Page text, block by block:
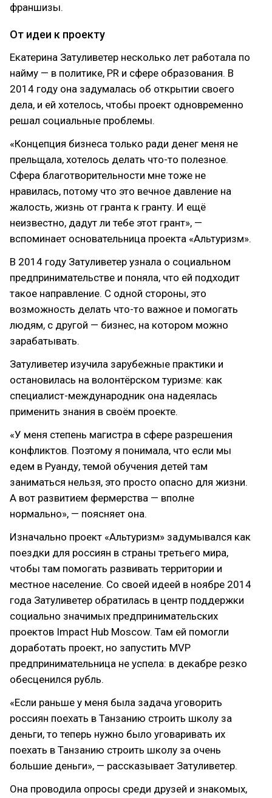
франшизы.
От идеи к проекту
Екатерина Затуливетер несколько лет работала по
найму — в политике, PR и сфере образования. В
2014 году она задумалась об открытии своего
дела, и ей хотелось, чтобы проект одновременно
решал социальные проблемы.
«Концепция бизнеса только ради денег меня не
прельщала, хотелось делать что-то полезное.
Сфера благотворительности мне тоже не
нравилась, потому что это вечное давление на
жалость, жизнь от гранта к гранту. И ещё
неизвестно, дадут ли тебе этот грант», —
вспоминает основательница проекта «Альтуризм».
В 2014 году Затуливетер узнала о социальном
предпринимательстве и поняла, что ей подходит
такое направление. С одной стороны, это
возможность делать что-то важное и помогать
людям, с другой — бизнес, на котором можно
зарабатывать.
Затуливетер изучила зарубежные практики и
остановилась на волонтёрском туризме: как
специалист-международник она надеялась
применить знания в своём проекте.
«У меня степень магистра в сфере разрешения
конфликтов. Поэтому я понимала, что если мы
едем в Руанду, темой обучения детей там
заниматься нельзя, это просто опасно для жизни.
А вот развитием фермерства — вполне
нормально», — поясняет она.
Изначально проект «Альтуризм» задумывался как
поездки для россиян в страны третьего мира,
чтобы там помогать развивать территории и
местное население. Со своей идеей в ноябре 2014
года Затуливетер обратилась в центр поддержки
социально значимых предпринимательских
проектов Impact Hub Moscow. Там ей помогли
доработать проект, но запустить MVP
предпринимательница не успела: в декабре резко
обесценился рубль.
«Если раньше у меня была задача уговорить
россиян поехать в Танзанию строить школу за
деньги, то теперь нужно было уговаривать их
поехать в Танзанию строить школу за очень
большие деньги», — рассказывает Затуливетер.
Она проводила опросы среди друзей и знакомых,